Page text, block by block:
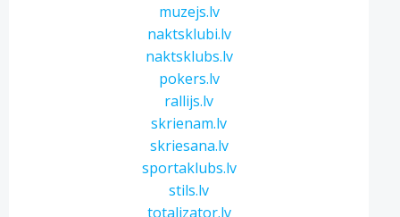
muzejs.lv
naktsklubi.lv
naktsklubs.lv
pokers.lv
rallijs.lv
skrienam.lv
skriesana.lv
sportaklubs.lv
stils.lv
totalizator.lv